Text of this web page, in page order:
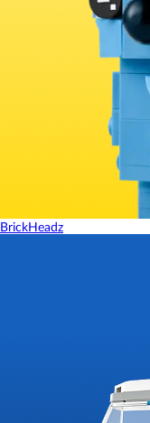
BrickHeadz